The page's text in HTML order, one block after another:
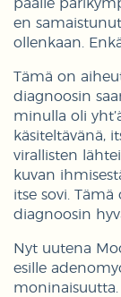
päälle
en samaistunut
ollenkaan.
Tämä on
diagnoosin
minulla oli
käsiteltävänä,
virallisten
kuvan
itse sovi.
diagnoosin
Nyt uutena
esille